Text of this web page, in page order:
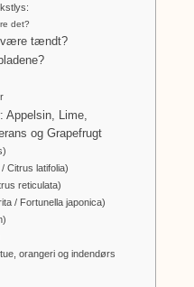
det?
være tændt?
Appelsin, Lime,
og Grapefrugt
Citrus latifolia)
reticulata)
/ Fortunella japonica)
orangeri og indendørs